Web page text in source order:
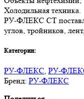
Холодильная техника.
РУ-ФЛЕКС СТ
углов, тройников,
Категории:
РУ-ФЛЕКС, РУ-
Бренд: РУ-ФЛЕКС